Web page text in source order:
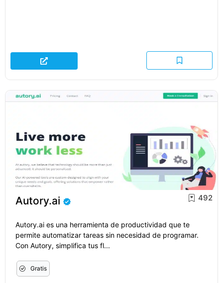
Autory.ai 492
Autory.ai es una herramienta de productividad que te
permite automatizar tareas sin necesidad de programar.
Con Autory, simplifica tus fl...
Gratis